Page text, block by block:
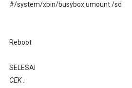
#/system/xbin/busybox umount /sd
Reboot
SELESAI
CEK :